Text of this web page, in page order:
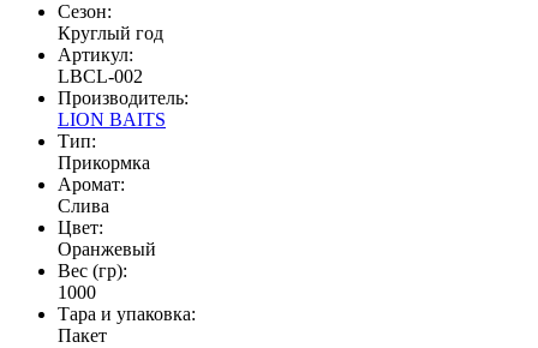
Сезон:
Круглый год
Артикул:
LBCL-002
Производитель:
LION BAITS
Тип:
Прикормка
Аромат:
Слива
Цвет:
Оранжевый
Вес (гр):
1000
Тара и упаковка:
Пакет